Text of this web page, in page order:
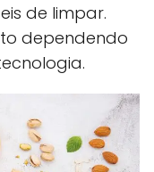
de limpar.
dependendo